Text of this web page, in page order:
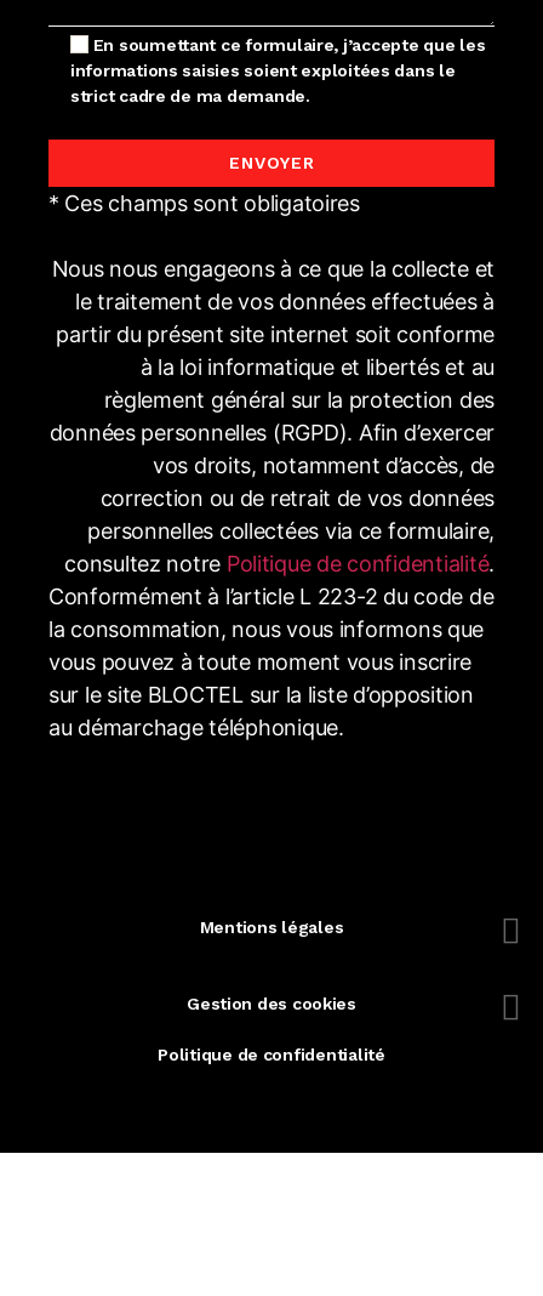
En soumettant ce formulaire, j’accepte que les
informations saisies soient exploitées dans le
strict cadre de ma demande.
* Ces champs sont obligatoires
Nous nous engageons à ce que la collecte et
le traitement de vos données effectuées à
partir du présent site internet soit conforme
à la loi informatique et libertés et au
règlement général sur la protection des
données personnelles (RGPD). Afin d’exercer
vos droits, notamment d’accès, de
correction ou de retrait de vos données
personnelles collectées via ce formulaire,
consultez notre Politique de confidentialité.
Conformément à l’article L 223-2 du code de
la consommation, nous vous informons que
vous pouvez à toute moment vous inscrire
sur le site BLOCTEL sur la liste d’opposition
au démarchage téléphonique.
Mentions légales
Gestion des cookies
Politique de confidentialité